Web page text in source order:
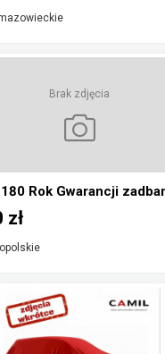
Brak zdjęcia
zł